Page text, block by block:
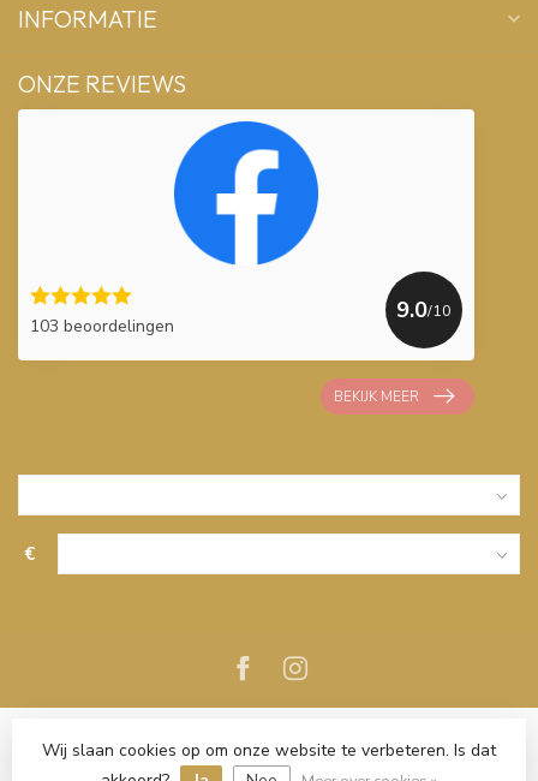
INFORMATIE
ONZE REVIEWS
103 beoordelingen
9.0/10
BEKIJK MEER
€
Wij slaan cookies op om onze website te verbeteren. Is dat